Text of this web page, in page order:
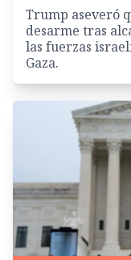
Trump aseveró
desarme tras
las fuerzas
Gaza.